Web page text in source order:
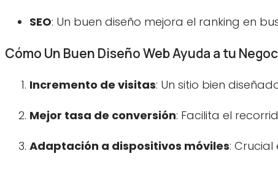
Meta descripción
Retazo
SEO: Un buen diseño mejora el ranking en
Cómo Un Buen Diseño Web Ayuda a tu
Incremento de visitas: Un sitio bien
Mejor tasa de conversión: Facilita el
Adaptación a dispositivos móviles: